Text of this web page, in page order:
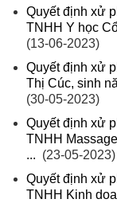
Quyết định xử
TNHH Y học
(13-06-2023)
Quyết định xử
Thị Cúc, sinh
(30-05-2023)
Quyết định xử
TNHH
... (23-05-2023)
Quyết định xử
TNHH Kinh